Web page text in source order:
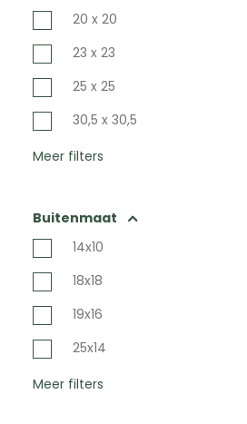
20 x 20
23 x 23
25 x 25
30,5 x 30,5
Meer filters
Buitenmaat
14x10
18x18
19x16
25x14
Meer filters